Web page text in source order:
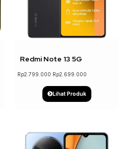
Redmi Note 13 5G
Rp2.799.000 Rp2.699.000
Lihat Produk